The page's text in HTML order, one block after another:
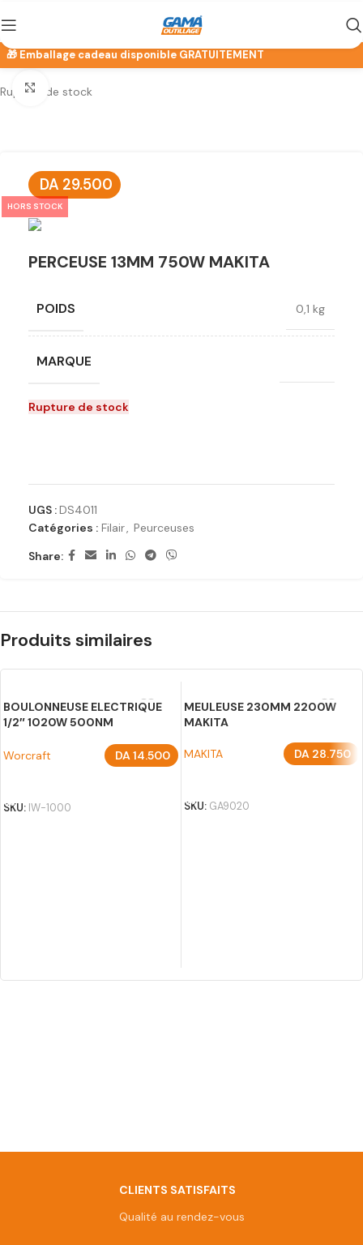
Rupture de stock
HORS STOCK
Click to enlarge
DA 29.500
PERCEUSE 13MM 750W MAKITA
POIDS 0,1 kg
MARQUE
Rupture de stock
UGS :DS4011
Catégories : Filair, Peurceuses
Share:
Produits similaires
BOULONNEUSE ELECTRIQUE
1/2″ 1020W 500NM
Worcraft
DA14.500
SKU: IW-1000
MEULEUSE 230MM 2200W
MAKITA
MAKITA DA 28.750
SKU: GA9020
CLIENTS SATISFAITS
Qualité au rendez-vous